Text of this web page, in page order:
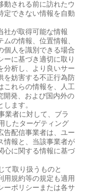
動される前に訪れたウ
定できない情報を自動
社が取得可能な情報
ムの情報、位置情報、
個人を識別できる場合
ーに基づき適切に取り
分析し、より良いサー
を妨害する不正行為防
これらの情報を、人工
開発、および国内外の
ます。
業者に対して、ブラ
したターゲティング
告配信事業者は、ユー
情報と、当該事業者が
心に関する情報に基づ
て取り扱うものと
用規約等の規定も適用
ーポリシーまたは各サ